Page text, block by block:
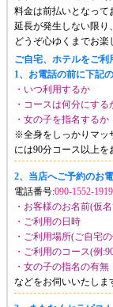
料金は前払いとなって
延長が発生しない限り
どうぞ心ゆくまでお楽
ご自宅、ホテルをご利
1、お電話の前に下記
・いつ利用するか
・コースは何分にする
・女の子を指名するか
※全身をしっかりマッ
には90分コース以上を
2、当店へご予約のお電
電話番号:090-1552-1919
・お客様のお名前(仮
・ご利用の日時
・ご利用場所(ご自宅
・ご利用のコース(例
・女の子の指名の有無
などをお伺いいたしま